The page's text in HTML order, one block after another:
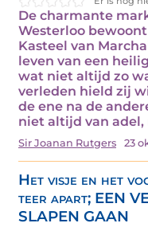
De charmante
Westerloo
Kasteel van
leven van een
wat niet altijd zo
verleden hield zij
de ene na de
niet altijd van
Sir Joanan Rutgers 23
Het visje en het
teer apart; EEN
SLAPEN GAAN